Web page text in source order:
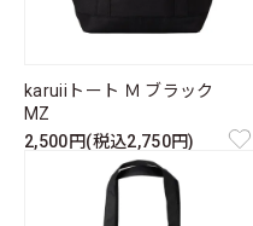
karuiiトート Ｍ ブラック
MZ
2,500円(税込2,750円)